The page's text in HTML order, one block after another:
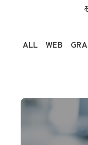
ALL WEB